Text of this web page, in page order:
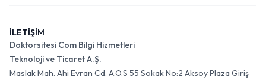
İLETİŞİM
Doktorsitesi Com Bilgi Hizmetleri
Teknoloji ve Ticaret A.Ş.
Maslak Mah. Ahi Evran Cd. A.O.S 55 Sokak No:2 Aksoy Plaza Giriş